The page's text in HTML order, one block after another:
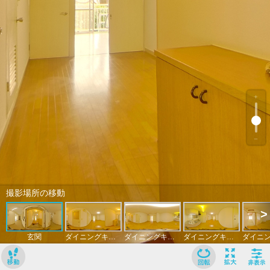
撮影場所の移動
玄関 ダイニングキッチン ダイニングキッチン ダイニングキッチン
>
﹢
﹣